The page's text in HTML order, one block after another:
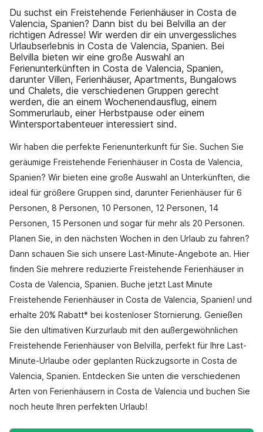
Du suchst ein Freistehende Ferienhäuser in Costa de
Valencia, Spanien? Dann bist du bei Belvilla an der
richtigen Adresse! Wir werden dir ein unvergessliches
Urlaubserlebnis in Costa de Valencia, Spanien. Bei
Belvilla bieten wir eine große Auswahl an
Ferienunterkünften in Costa de Valencia, Spanien,
darunter Villen, Ferienhäuser, Apartments, Bungalows
und Chalets, die verschiedenen Gruppen gerecht
werden, die an einem Wochenendausflug, einem
Sommerurlaub, einer Herbstpause oder einem
Wintersportabenteuer interessiert sind.
Wir haben die perfekte Ferienunterkunft für Sie. Suchen Sie
geräumige Freistehende Ferienhäuser in Costa de Valencia,
Spanien? Wir bieten eine große Auswahl an Unterkünften, die
ideal für größere Gruppen sind, darunter Ferienhäuser für 6
Personen, 8 Personen, 10 Personen, 12 Personen, 14
Personen, 15 Personen und sogar für mehr als 20 Personen.
Planen Sie, in den nächsten Wochen in den Urlaub zu fahren?
Dann schauen Sie sich unsere Last-Minute-Angebote an. Hier
finden Sie mehrere reduzierte Freistehende Ferienhäuser in
Costa de Valencia, Spanien. Buche jetzt Last Minute
Freistehende Ferienhäuser in Costa de Valencia, Spanien! und
erhalte 20% Rabatt* bei kostenloser Stornierung. Genießen
Sie den ultimativen Kurzurlaub mit den außergewöhnlichen
Freistehende Ferienhäuser von Belvilla, perfekt für Ihre Last-
Minute-Urlaube oder geplanten Rückzugsorte in Costa de
Valencia, Spanien. Entdecken Sie unten die verschiedenen
Arten von Ferienhäusern in Costa de Valencia und buchen Sie
noch heute Ihren perfekten Urlaub!